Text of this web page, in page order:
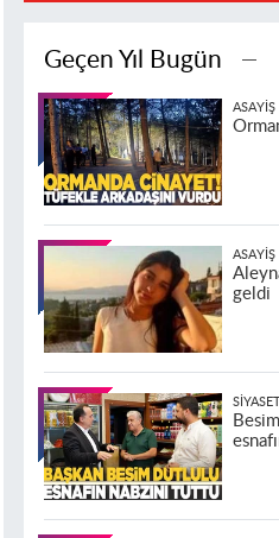
Geçen Yıl Bugün
ASAYIŞ
ASAYIŞ
geldi